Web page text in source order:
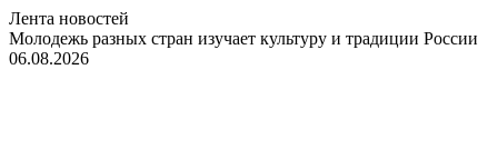
Лента новостей
Молодежь разных стран изучает культуру и традиции России
06.08.2026